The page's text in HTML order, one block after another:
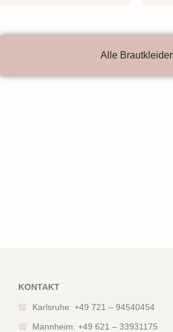
Alle Brautkleider
KONTAKT
Karlsruhe: +49 721 – 94540454
Mannheim: +49 621 – 33931175